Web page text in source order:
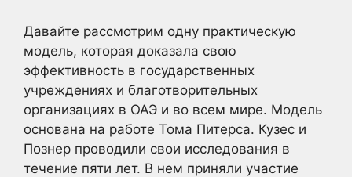
Давайте рассмотрим одну практическую
модель, которая доказала свою
эффективность в государственных
учреждениях и благотворительных
организациях в ОАЭ и во всем мире. Модель
основана на работе Тома Питерса. Кузес и
Познер проводили свои исследования в
течение пяти лет. В нем приняли участие